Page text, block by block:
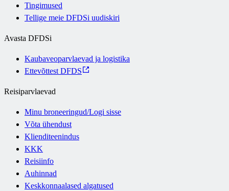
Tingimused
Tellige meie DFDSi uudiskiri
Avasta DFDSi
Kaubaveoparvlaevad ja logistika
Ettevõttest DFDS
Reisiparvlaevad
Minu broneeringud/Logi sisse
Võta ühendust
Klienditeenindus
KKK
Reisiinfo
Auhinnad
Keskkonnaalased algatused